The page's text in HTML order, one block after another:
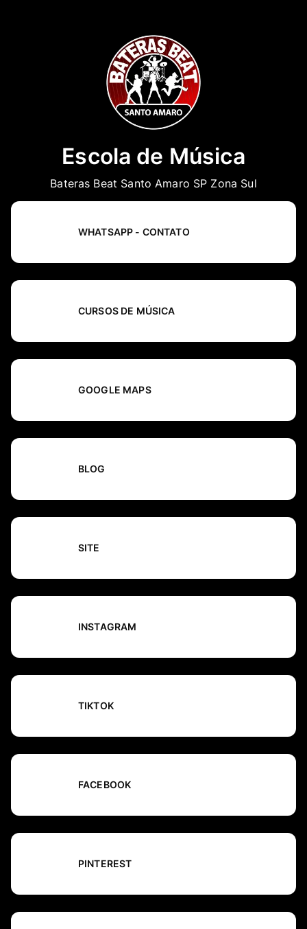
Escola de Música
Bateras Beat Santo Amaro SP Zona Sul
WHATSAPP - CONTATO
CURSOS DE MÚSICA
GOOGLE MAPS
BLOG
SITE
INSTAGRAM
TIKTOK
FACEBOOK
PINTEREST